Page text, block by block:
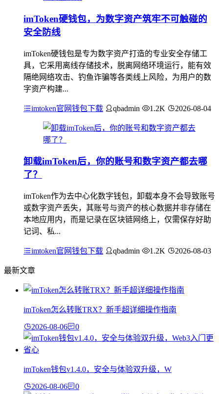
imToken硬钱包，为数字资产筑牢不可触碰的
安全防线
imToken硬钱包是专为数字资产打造的专业安全存储工
具，它采用离线存储技术，脱离网络环境运行，能有效
隔绝网络攻击、钓鱼诈骗等各类线上风险，为用户的数
字资产构建...
imtoken官网钱包下载 qbadmin 1.2K 2026-08-04
卸载imToken后，你的账号和数字资产都去哪
了？
imToken作为去中心化数字钱包，卸载本身不会导致账号
或数字资产丢失，其账号与资产的核心数据并非存储在
本地应用内，而是记录在区块链网络上，仅需保存好助
记词、私...
imtoken官网钱包下载 qbadmin 1.2K 2026-08-03
最新文章
imToken怎么转账TRX？新手超详细操作指南
2026-08-06 0
imToken钱包v1.4.0，安全与体验双升级，W
2026-08-06 0